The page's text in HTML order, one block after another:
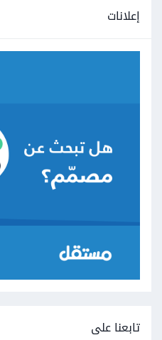
إعلانات
تابعنا على